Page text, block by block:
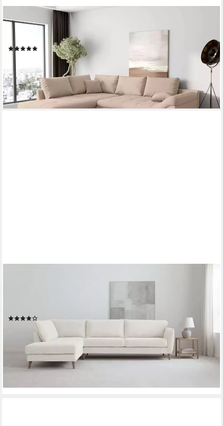
Ecksofa Terra, Sofa, L-Form, Inkl. 5 Rückenkissen, mit
Rundumbezug, Wellenfederung
(29)
ab 799,00 € UVP1.599,00 €
-50%
lieferbar in 5 Wochen
+12
UVP
lieferbar in 7 Wochen